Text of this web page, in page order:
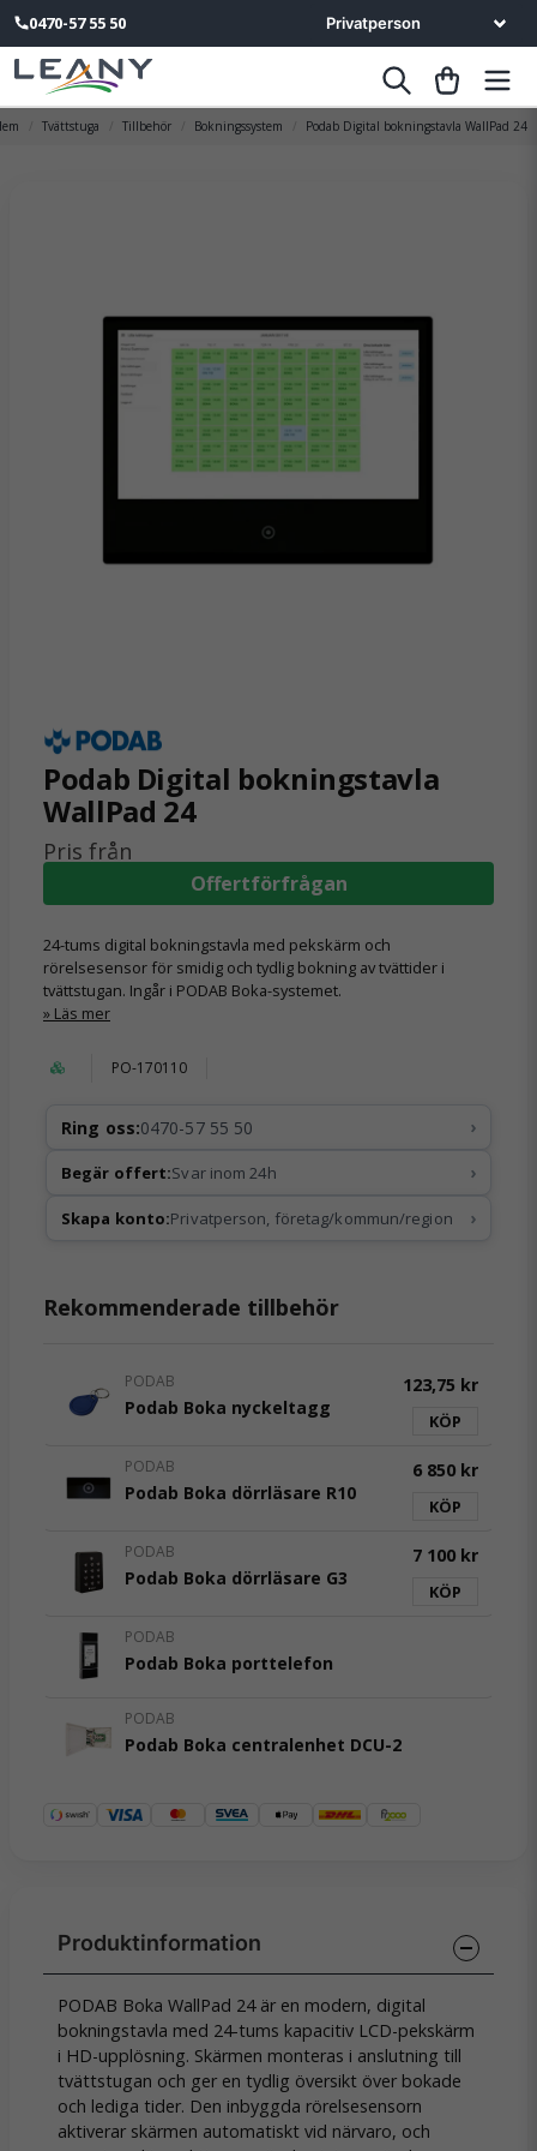
0470-57 55 50
Tvättstuga Tillbehör Bokningssystem Podab Digital bokningstavla WallPad 24
Podab Digital bokningstavla
WallPad 24
Pris från
Offertförfrågan
24-tums digital bokningstavla med pekskärm och
rörelsesensor för smidig och tydlig bokning av tvättider i
tvättstugan. Ingår i PODAB Boka-systemet.
Läs mer
PO-170110
Ring oss:0470-57 55 50 ›
Begär offert:Svar inom 24h ›
Skapa konto:Privatperson, företag/kommun/region ›
Rekommenderade tillbehör
PODAB
Podab Boka nyckeltagg
123,75 kr
KÖP
PODAB
Podab Boka dörrläsare R10
6 850 kr
KÖP
PODAB
Podab Boka dörrläsare G3
7 100 kr
KÖP
PODAB
Podab Boka porttelefon
PODAB
Podab Boka centralenhet DCU-2
PODAB Boka WallPad 24 är en modern, digital
bokningstavla med 24-tums kapacitiv LCD-pekskärm
i HD-upplösning. Skärmen monteras i anslutning till
tvättstugan och ger en tydlig översikt över bokade
och lediga tider. Den inbyggda rörelsesensorn
aktiverar skärmen automatiskt vid närvaro, och